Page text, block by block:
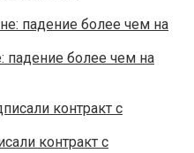
более чем на
контракт с